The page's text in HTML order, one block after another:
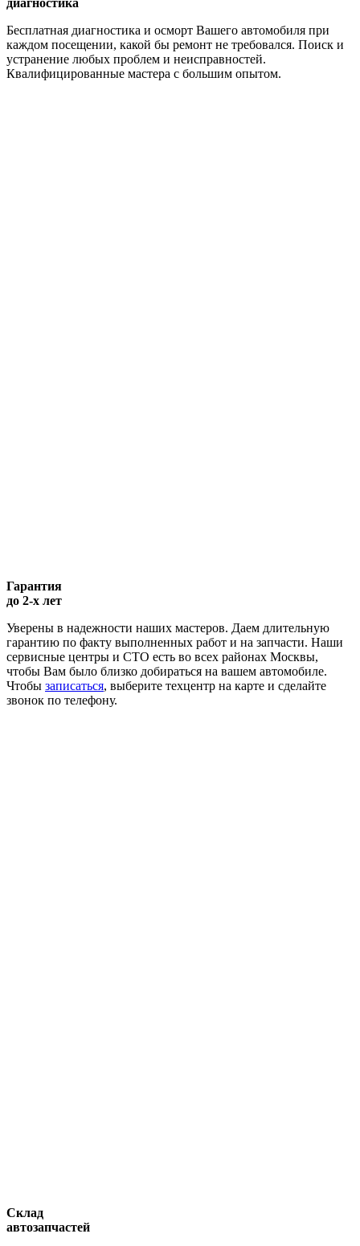
Бесплатная диагностика и осморт Вашего автомобиля при
каждом посещении, какой бы ремонт не требовался. Поиск и
устранение любых проблем и неисправностей.
Квалифицированные мастера с большим опытом.
Гарантия
до 2-х лет
Уверены в надежности наших мастеров. Даем длительную
гарантию по факту выполненных работ и на запчасти. Наши
сервисные центры и СТО есть во всех районах Москвы,
чтобы Вам было близко добираться на вашем автомобиле.
Чтобы записаться, выберите техцентр на карте и сделайте
звонок по телефону.
Склад
автозапчастей